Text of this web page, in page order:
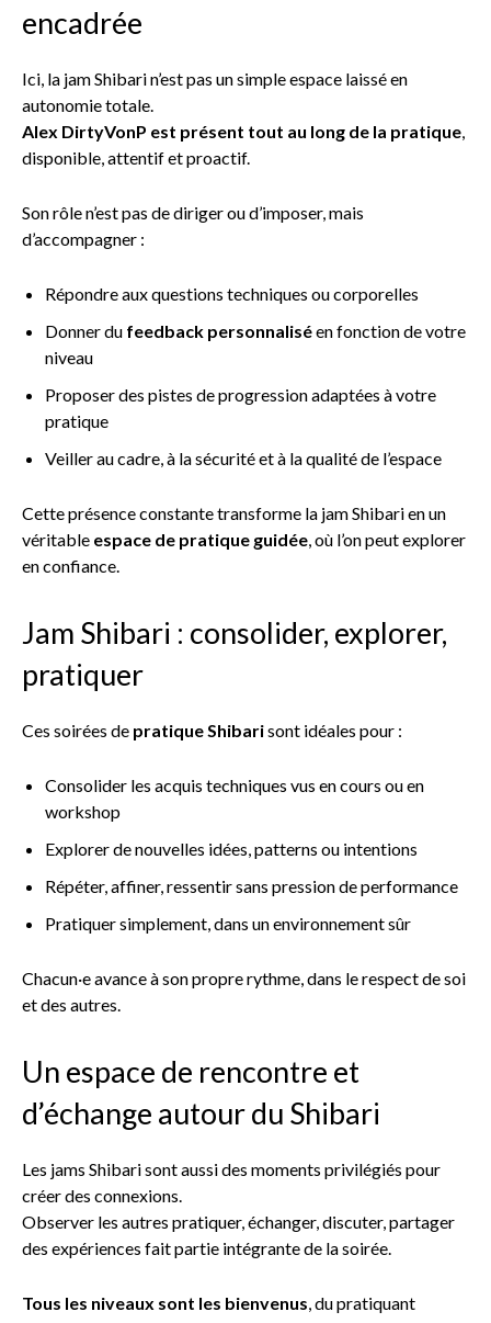
encadrée
Ici, la jam Shibari n’est pas un simple espace laissé en
autonomie totale.
Alex DirtyVonP est présent tout au long de la pratique,
disponible, attentif et proactif.
Son rôle n’est pas de diriger ou d’imposer, mais
d’accompagner :
Répondre aux questions techniques ou corporelles
Donner du feedback personnaliséen fonction de votre
niveau
Proposer des pistes de progression adaptées à votre
pratique
Veiller au cadre, à la sécurité et à la qualité de l’espace
Cette présence constante transforme la jam Shibari en un
véritable espace de pratique guidée, où l’on peut explorer
en confiance.
Jam Shibari : consolider, explorer,
pratiquer
Ces soirées de pratique Shibarisont idéales pour :
Consolider les acquis techniques vus en cours ou en
workshop
Explorer de nouvelles idées, patterns ou intentions
Répéter, affiner, ressentir sans pression de performance
Pratiquer simplement, dans un environnement sûr
Chacun·e avance à son propre rythme, dans le respect de soi
et des autres.
Un espace de rencontre et
d’échange autour du Shibari
Les jams Shibari sont aussi des moments privilégiés pour
créer des connexions.
Observer les autres pratiquer, échanger, discuter, partager
des expériences fait partie intégrante de la soirée.
Tous les niveaux sont les bienvenus, du pratiquant